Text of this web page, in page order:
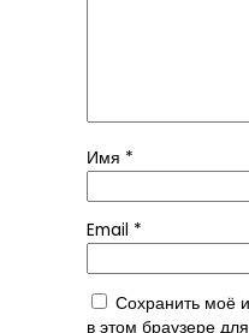
Имя *
Email *
Сохранить моё
в этом браузере